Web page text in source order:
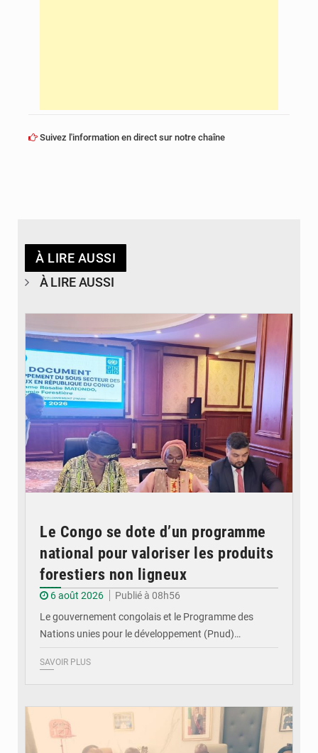
Suivez l'information en direct sur notre chaîne
À LIRE AUSSI
À LIRE AUSSI
Le Congo se dote d’un programme
national pour valoriser les produits
forestiers non ligneux
6 août 2026
Publié à 08h56
Le gouvernement congolais et le Programme des
Nations unies pour le développement (Pnud)…
SAVOIR PLUS